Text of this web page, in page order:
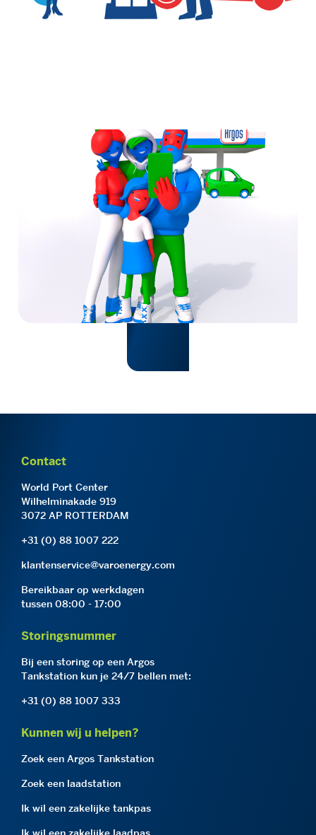
Contact
World Port Center
Wilhelminakade 919
3072 AP ROTTERDAM
+31 (0) 88 1007 222
klantenservice@varoenergy.com
Bereikbaar op werkdagen
tussen 08:00 - 17:00
Storingsnummer
Bij een storing op een Argos
Tankstation kun je 24/7 bellen met:
+31 (0) 88 1007 333
Kunnen wij u helpen?
Zoek een Argos Tankstation
Zoek een laadstation
Ik wil een zakelijke tankpas